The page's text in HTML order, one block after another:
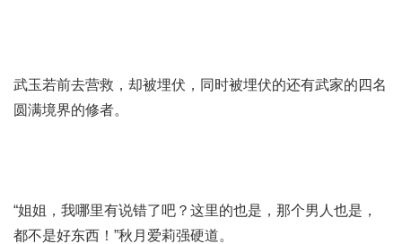
武玉若前去营救，却被埋伏，同时被埋伏的还有武家的四名
圆满境界的修者。
“姐姐，我哪里有说错了吧？这里的也是，那个男人也是，
都不是好东西！”秋月爱莉强硬道。